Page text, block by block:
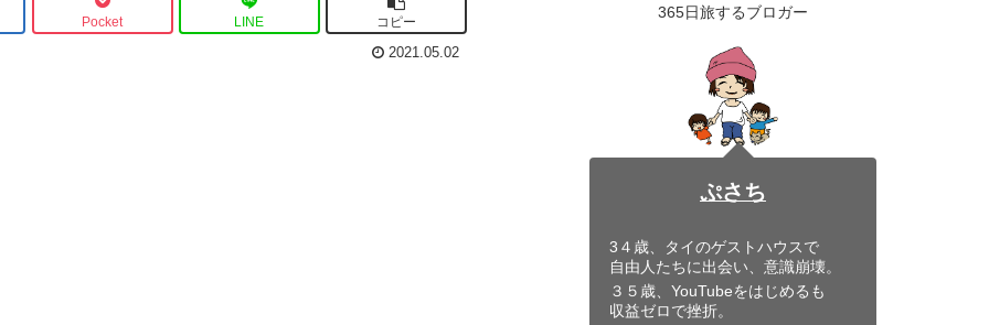
Pocket LINE コピー
2021.05.02
365日旅するブロガー
ぷさち
3４歳、タイのゲストハウスで
自由人たちに出会い、意識崩壊。
３５歳、YouTubeをはじめるも
収益ゼロで挫折。